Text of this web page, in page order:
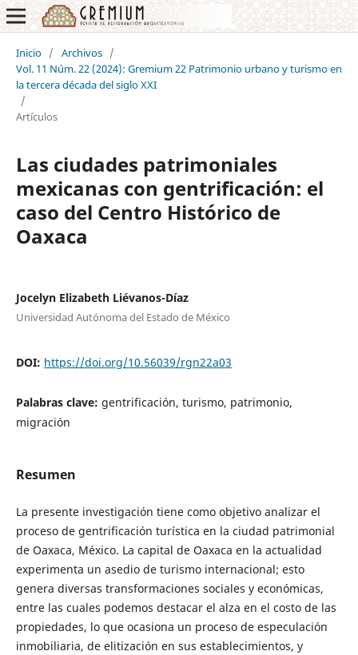
Inicio / Archivos /
Vol. 11 Núm. 22 (2024): Gremium 22 Patrimonio urbano y turismo en
la tercera década del siglo XXI
/
Artículos
Las ciudades patrimoniales
mexicanas con gentrificación: el
caso del Centro Histórico de
Oaxaca
Jocelyn Elizabeth Liévanos-Díaz
Universidad Autónoma del Estado de México
DOI: https://doi.org/10.56039/rgn22a03
Palabras clave: gentrificación, turismo, patrimonio,
migración
Resumen
La presente investigación tiene como objetivo analizar el
proceso de gentrificación turística en la ciudad patrimonial
de Oaxaca, México. La capital de Oaxaca en la actualidad
experimenta un asedio de turismo internacional; esto
genera diversas transformaciones sociales y económicas,
entre las cuales podemos destacar el alza en el costo de las
propiedades, lo que ocasiona un proceso de especulación
inmobiliaria, de elitización en sus establecimientos, y